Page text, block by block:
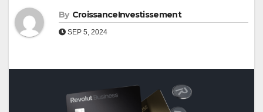
By CroissanceInvestissement
SEP 5, 2024